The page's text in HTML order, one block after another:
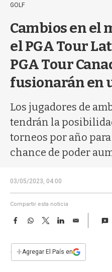
GOLF
Cambios en el
el PGA Tour
PGA Tour
fusionarán en
Los jugadores de
tendrán la
torneos por año
chance de poder
03/05/2023, 04:00
Compartir esta noticia
F
e
b
W
s
T
w
t
L
E
i
l
+Agregar El País en